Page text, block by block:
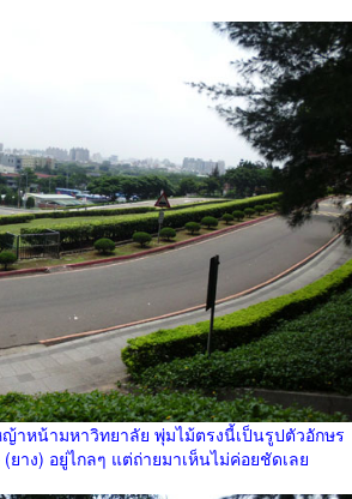
าหน้ามหาวิทยาลัย พุ่มไม้ตรงนี้เป็นรูปตัวอักษร
ยาง) อยู่ไกลๆ แต่ถ่ายมาเห็นไม่ค่อยชัดเลย